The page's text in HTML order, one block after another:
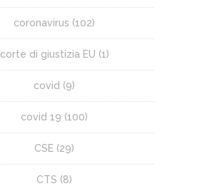
coronavirus (102)
corte di giustizia EU (1)
covid (9)
covid 19 (100)
CSE (29)
CTS (8)